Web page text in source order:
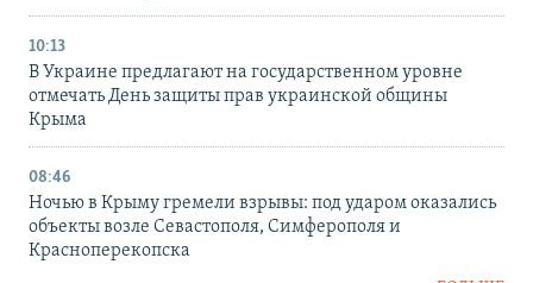
10:13
В Украине предлагают на государственном уровне
отмечать День защиты прав украинской общины
Крыма
08:46
Ночью в Крыму гремели взрывы: под ударом оказались
объекты возле Севастополя, Симферополя и
Красноперекопска